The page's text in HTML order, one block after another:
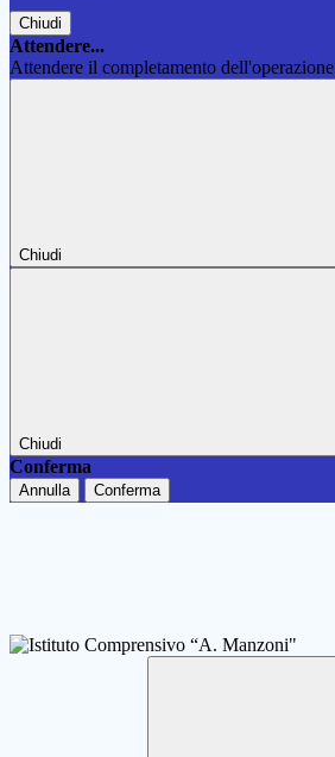
Chiudi
Attendere...
Attendere il completamento
Chiudi
Chiudi
Conferma
Annulla Conferma